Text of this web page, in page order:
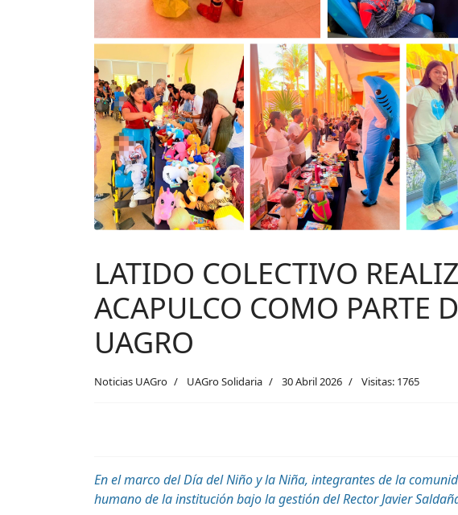
LATIDO COLECTIVO
ACAPULCO COMO PARTE
UAGRO
Noticias UAGro UAGro Solidaria 30 Abril 2026 Visitas: 1765
En el marco del Día del Niño y la Niña, integrantes de la
humano de la institución bajo la gestión del Rector Javier